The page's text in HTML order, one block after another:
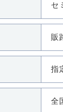
セ
販
指
全